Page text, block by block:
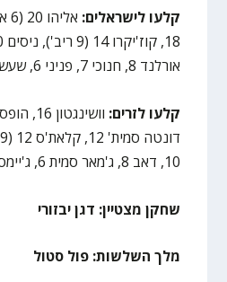
קלעו לישראלים:
אורלנד 8, חנוכי 7, פניני 6, שעשוע 3, נאור 2, הרוש 1.
קלעו לזרים:
10, דאב 8, ג'מאר סמית 6, ג'יימס 4, סטיט 3.
שחקן מצטיין: דגן יבזורי
מלך השלשות: פול סטול